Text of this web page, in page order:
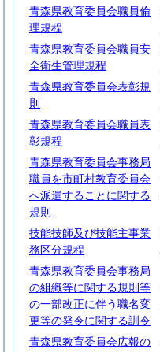
青森県教育委員会職員倫
理規程
青森県教育委員会職員安
全衛生管理規程
青森県教育委員会表彰規
則
青森県教育委員会職員表
彰規程
青森県教育委員会事務局
職員を市町村教育委員会
へ派遣することに関する
規則
技能技師及び技能主事業
務区分規程
青森県教育委員会事務局
の組織等に関する規則等
の一部改正に伴う職名変
更等の発令に関する訓令
青森県教育委員会広報の